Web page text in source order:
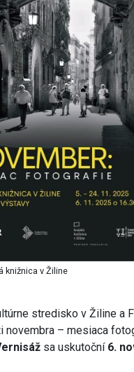
knižnica v Žiline
stredisko v Žiline a
novembra – mesiaca
sa uskutoční 6.